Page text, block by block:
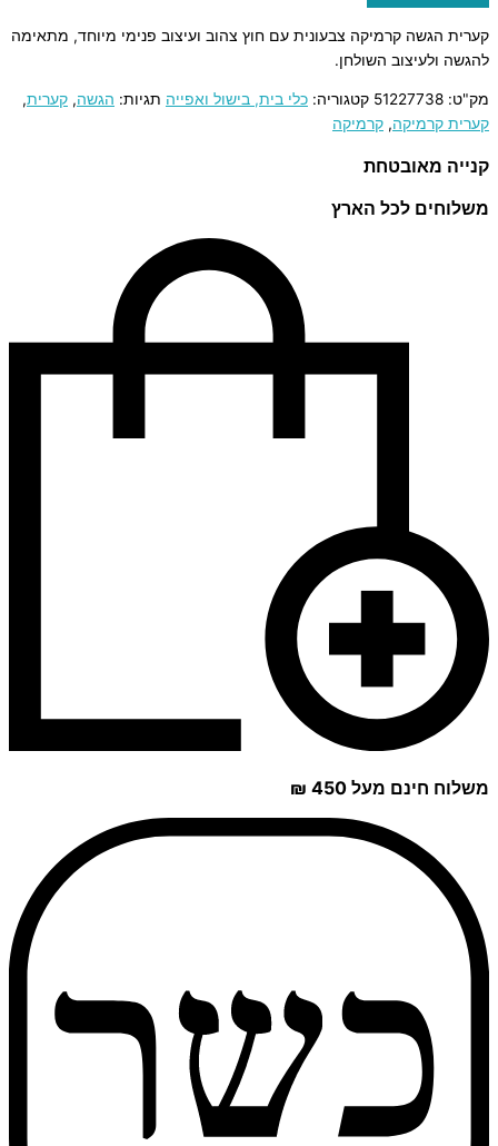
קערית הגשה קרמיקה צבעונית עם חוץ צהוב ועיצוב פנימי מיוחד, מתאימה
להגשה ולעיצוב השולחן.
מק"ט: 51227738 קטגוריה: כלי בית, בישול ואפייה תגיות: הגשה, קערית,
קערית קרמיקה, קרמיקה
קנייה מאובטחת
משלוחים לכל הארץ
משלוח חינם מעל 450 ₪